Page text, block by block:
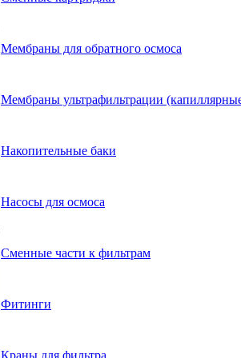
Мембраны для обратного осмоса
Мембраны ультрафильтрации
Накопительные баки
Насосы для осмоса
Сменные части к фильтрам
Фитинги
Краны для фильтра